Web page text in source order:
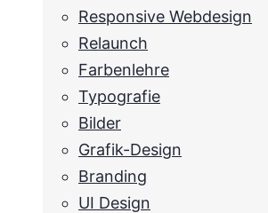
Responsive Webdesign
Relaunch
Farbenlehre
Typografie
Bilder
Grafik-Design
Branding
UI Design